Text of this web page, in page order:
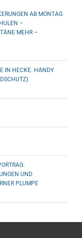
AB MONTAG
–
MEHR –
IN HECKE. HANDY
UND
PLUMPE